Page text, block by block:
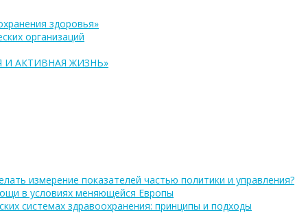
здоровья»
организаций
АКТИВНАЯ ЖИЗНЬ»
измерение показателей частью политики и управления?
в условиях меняющейся Европы
системах здравоохранения: принципы и подходы